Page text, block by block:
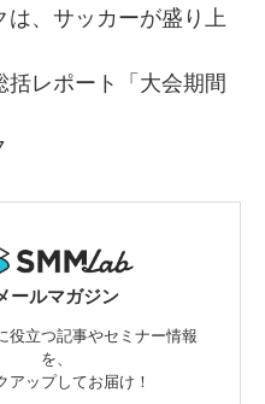
は、サッカーが盛り上
レポート「大会期間
ールマガジン
役立つ記事やセミナー情報
を、
アップしてお届け！